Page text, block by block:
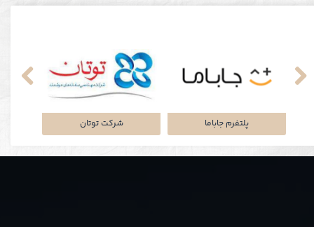
شرکت توتان پلتفرم جاباما